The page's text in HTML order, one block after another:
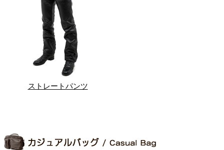
ストレートパンツ